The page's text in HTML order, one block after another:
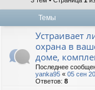
Темы
Устраивает
охрана в
доме,
Последнее
yanka95 « 05 сен
Ответов: 8